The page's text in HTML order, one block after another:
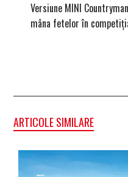
Versiune MINI
mâna fetelor în
ARTICOLE SIMILARE